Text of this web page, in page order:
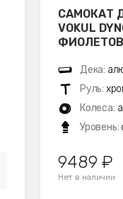
САМОКАТ
VOKUL
Дека:
Руль:
Колеса:
Уровень:
9489 ₽
Нет в наличии